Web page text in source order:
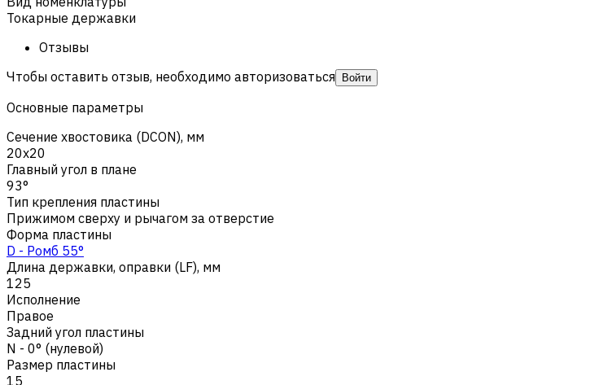
Токарные державки
Отзывы
Чтобы оставить отзыв, необходимо авторизоваться
Войти
Основные параметры
Сечение хвостовика (DCON), мм
20x20
Главный угол в плане
93°
Тип крепления пластины
Прижимом сверху и рычагом за отверстие
Форма пластины
D - Ромб 55°
Длина державки, оправки (LF), мм
125
Исполнение
Правое
Задний угол пластины
N - 0° (нулевой)
Размер пластины
15